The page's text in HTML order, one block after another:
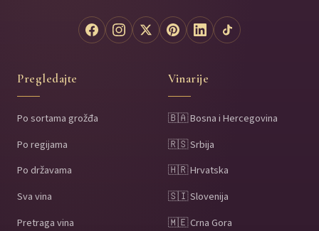
Pregledajte
Po sortama grožđa
Po regijama
Po državama
Sva vina
Pretraga vina
Vinarije
🇧🇦 Bosna i Hercegovina
🇷🇸 Srbija
🇭🇷 Hrvatska
🇸🇮 Slovenija
🇲🇪 Crna Gora